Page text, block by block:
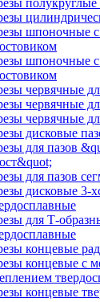
шпоночные с
шпоночные
червячные
червячные
червячные
дисковые
для пазов
для пазов
дисковые 3-
для Т-
концевые
концевые с
концевые